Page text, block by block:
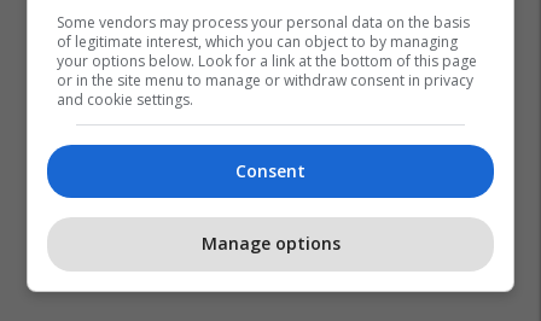
Some vendors may process your personal data on the basis
of legitimate interest, which you can object to by managing
your options below. Look for a link at the bottom of this page
or in the site menu to manage or withdraw consent in privacy
and cookie settings.
Consent
Manage options